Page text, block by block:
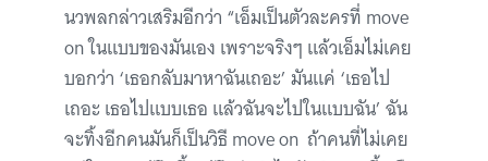
นวพลกล่าวเสริมอีกว่า “เอ็มเป็นตัวละครที่ move
on ในแบบของมันเอง เพราะจริงๆ แล้วเอ็มไม่เคย
บอกว่า ‘เธอกลับมาหาฉันเถอะ’ มันแค่ ‘เธอไป
เถอะ เธอไปแบบเธอ แล้วฉันจะไปในแบบฉัน’ ฉัน
จะทิ้งอีกคนมันก็เป็นวิธี move on ถ้าคนที่ไม่เคย